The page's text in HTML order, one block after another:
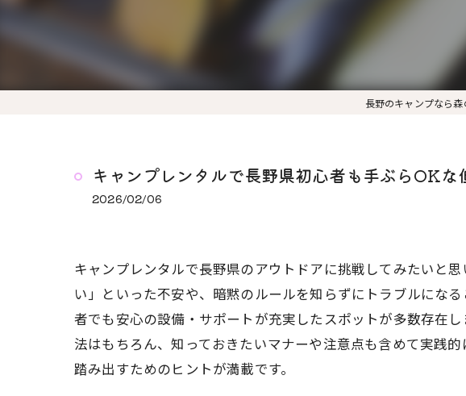
長野のキャンプなら
キャンプレンタルで長野県初心者も手ぶらOK
2026/02/06
キャンプレンタルで長野県のアウトドアに挑戦してみたいと
い」といった不安や、暗黙のルールを知らずにトラブルにな
者でも安心の設備・サポートが充実したスポットが多数存在
法はもちろん、知っておきたいマナーや注意点も含めて実践
踏み出すためのヒントが満載です。